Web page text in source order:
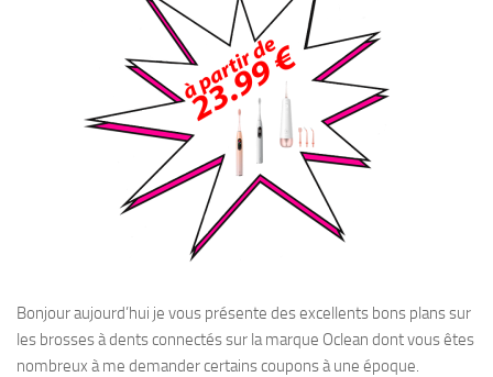
Bonjour aujourd’hui je vous présente des excellents bons plans sur
les brosses à dents connectés sur la marque Oclean dont vous êtes
nombreux à me demander certains coupons à une époque.